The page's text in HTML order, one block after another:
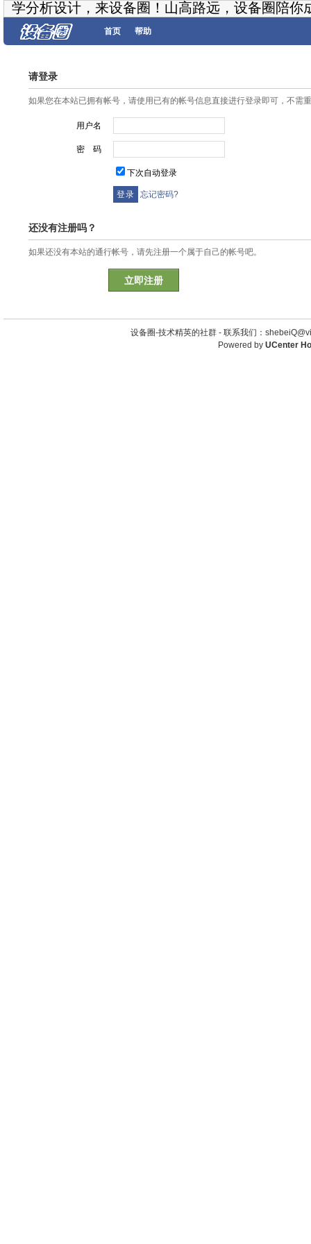
学分析设计，来设备圈！山高路远，设备圈陪你
首页 帮助
请登录
如果您在本站已拥有帐号，请使用已有的帐号信息直接进行登录即可，不需
用户名
密 码
下次自动登录
忘记密码?
还没有注册吗？
如果还没有本站的通行帐号，请先注册一个属于自己的帐号吧。
立即注册
设备圈-技术精英的社群 - 联系我们：
Powered by UCenter